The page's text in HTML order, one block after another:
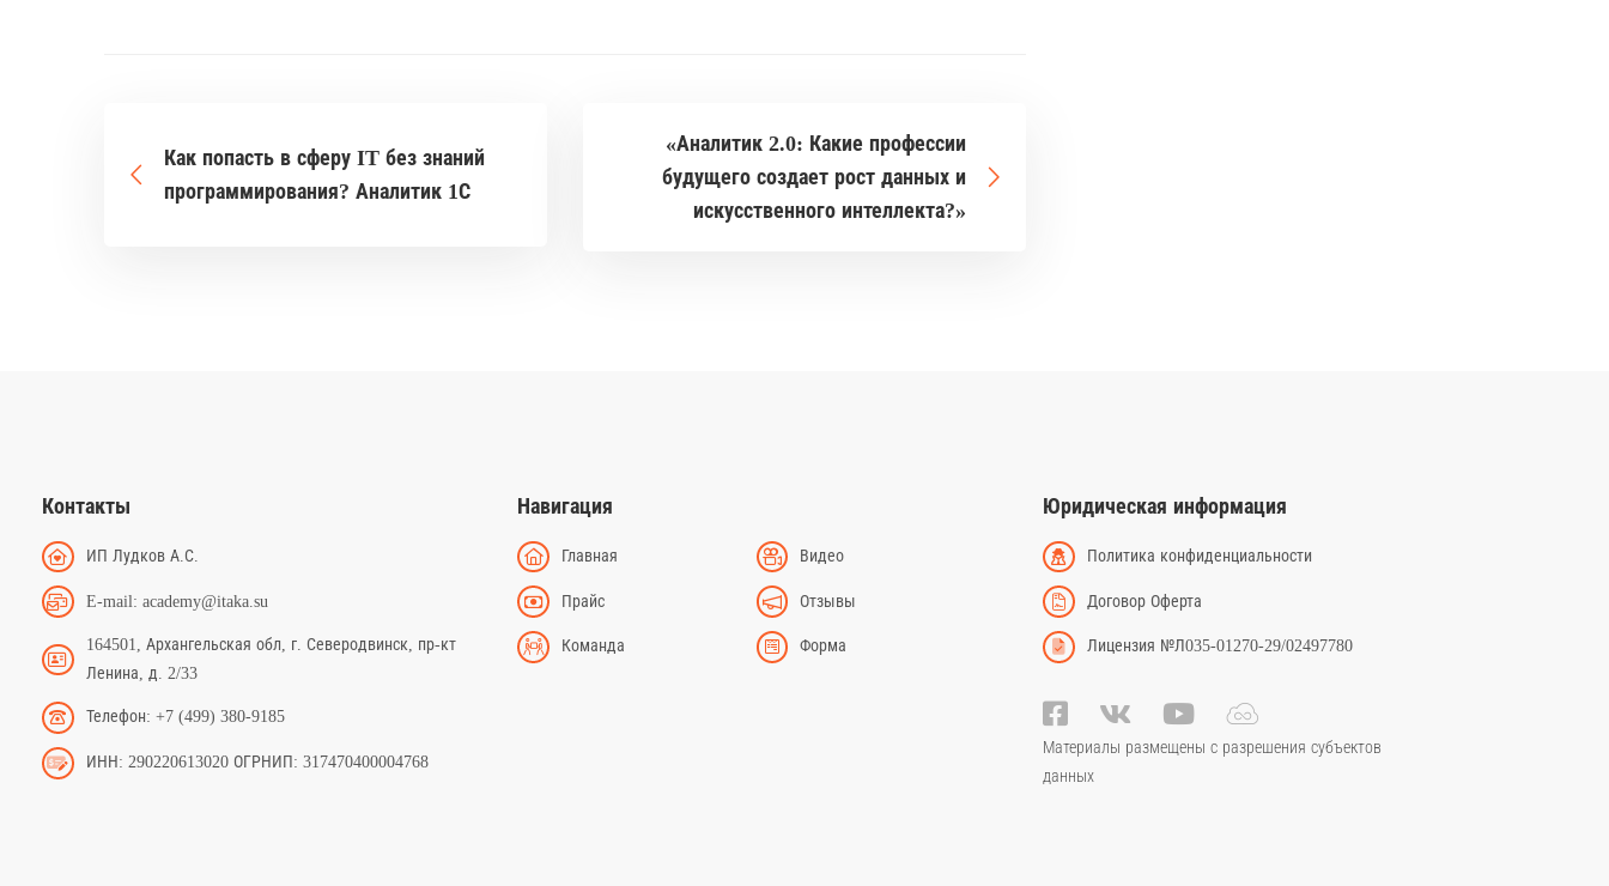
Как попасть в сферу IT без знаний
программирования? Аналитик 1С
«Аналитик 2.0: Какие профессии
будущего создает рост данных и
искусственного интеллекта?»
Контакты
ИП Лудков А.С.
E-mail: academy@itaka.su
164501, Архангельская обл, г. Северодвинск, пр-кт
Ленина, д. 2/33
Телефон: +7 (499) 380-9185
ИНН: 290220613020 ОГРНИП: 317470400004768
Навигация
Главная Видео
Прайс Отзывы
Команда Форма
Юридическая информация
Политика конфиденциальности
Договор Оферта
Лицензия №Л035-01270-29/02497780
Материалы размещены с разрешения субъектов
данных